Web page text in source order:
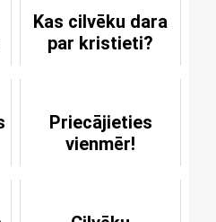
Kas cilvēku dara
par kristieti?
Priecājieties
vienmēr!